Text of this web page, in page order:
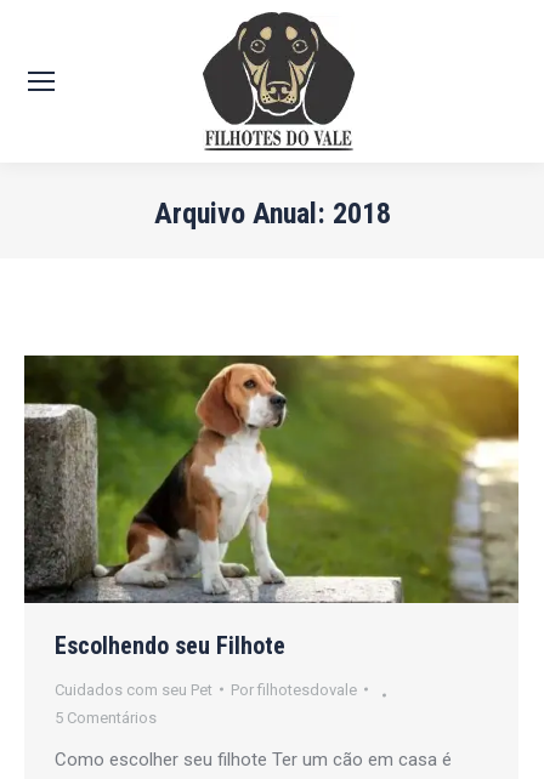
Arquivo Anual: 2018
Escolhendo seu Filhote
Cuidados com seu Pet Por filhotesdovale
5 Comentários
Como escolher seu filhote Ter um cão em casa é